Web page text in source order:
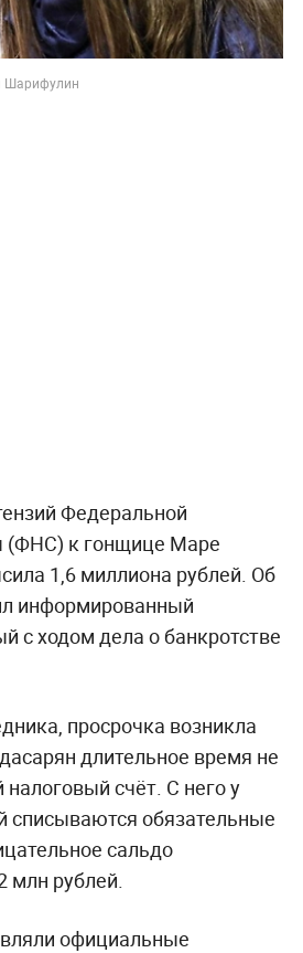
Шарифулин
Федеральной
(ФНС) к гонщице Маре
1,6 миллиона рублей. Об
информированный
с ходом дела о банкротстве
просрочка возникла
длительное время не
счёт. С него у
списываются обязательные
сальдо
млн рублей.
официальные